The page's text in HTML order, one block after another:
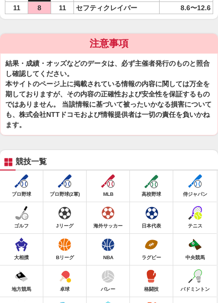
11
8 11 セフティクレイバー 8.6〜12.6
注意事項
結果・成績・オッズなどのデータは、必ず主催者発行のものと照合
し確認してください。
本サイトのページ上に掲載されている情報の内容に関しては万全を
期しておりますが、その内容の正確性および安全性を保証するもの
ではありません。 当該情報に基づいて被ったいかなる損害について
も、株式会社NTTドコモおよび情報提供者は一切の責任を負いかね
ます。
競技一覧
プロ野球 プロ野球(2軍) MLB 高校野球 侍ジャパン
ゴルフ Jリーグ 海外サッカー 日本代表 テニス
大相撲 Bリーグ NBA ラグビー 中央競馬
地方競馬 卓球 バレー 格闘技 バドミントン